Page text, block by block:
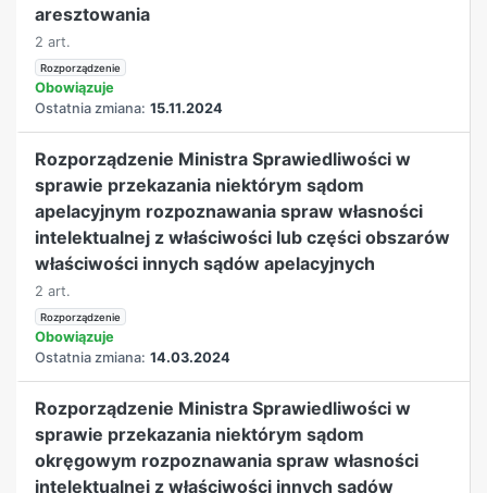
aresztowania
2 art.
Rozporządzenie
Obowiązuje
Ostatnia zmiana: 15.11.2024
Rozporządzenie Ministra Sprawiedliwości w
sprawie przekazania niektórym sądom
apelacyjnym rozpoznawania spraw własności
intelektualnej z właściwości lub części obszarów
właściwości innych sądów apelacyjnych
2 art.
Rozporządzenie
Obowiązuje
Ostatnia zmiana: 14.03.2024
Rozporządzenie Ministra Sprawiedliwości w
sprawie przekazania niektórym sądom
okręgowym rozpoznawania spraw własności
intelektualnej z właściwości innych sądów